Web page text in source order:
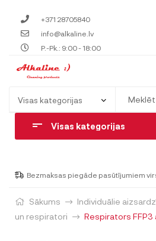
+371 28705840
info@alkaline.lv
P.-Pk.: 9:00 - 18:00
Visas kategorijas
Bezmaksas piegāde pasūtījumiem
Sākums Individuālie
un respiratori
Respirators FFP3